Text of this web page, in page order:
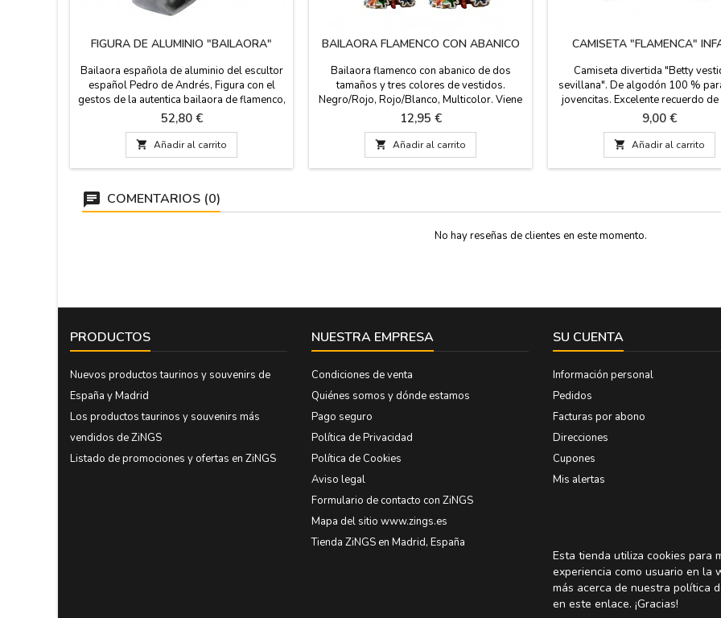
FIGURA DE ALUMINIO "BAILAORA"
Bailaora española de aluminio del escultor
español Pedro de Andrés, Figura con el
gestos de la autentica bailaora de flamenco,
tan conocida en nuestro arte español y del
Mundo. Para decorar o regalar un precioso
recuerdo de España o coleccionistas es un
detalle ideal o como regalo promocional.
Firmada por el escultor en un lateral de la
Precio
52,80 €
 Añadir al carrito
BAILAORA FLAMENCO CON ABANICO
Bailaora flamenco con abanico de dos
tamaños y tres colores de vestidos.
Negro/Rojo, Rojo/Blanco, Multicolor. Viene
en caja blister transparente y muy protegida
para llevar en tu maleta o enviar por
paquetería, buen regalo para eventos y
como obsequio para grupos de
extranjeros.Tamaños: de 8 cm y de 10 cm de
Precio
12,95 €
 Añadir al carrito
CAMISETA "FLAMENCA"
Camiseta divertida "Betty
sevillana". De algodón 100 %
jovencitas. Excelente recuerdo
Precio
9,00 €
 Añadir al carrito
COMENTARIOS (0)
No hay reseñas de clientes en este momento.
PRODUCTOS
Nuevos productos taurinos y souvenirs de
España y Madrid
Los productos taurinos y souvenirs más
vendidos de ZiNGS
Listado de promociones y ofertas en ZiNGS
NUESTRA EMPRESA
Condiciones de venta
Quiénes somos y dónde estamos
Pago seguro
Política de Privacidad
Política de Cookies
Aviso legal
Formulario de contacto con ZiNGS
Mapa del sitio www.zings.es
Tienda ZiNGS en Madrid, España
SU CUENTA
Información personal
Pedidos
Facturas por abono
Direcciones
Cupones
Mis alertas
Esta tienda utiliza cookies para
experiencia como usuario en la
más acerca de nuestra política
en este enlace. ¡Gracias!